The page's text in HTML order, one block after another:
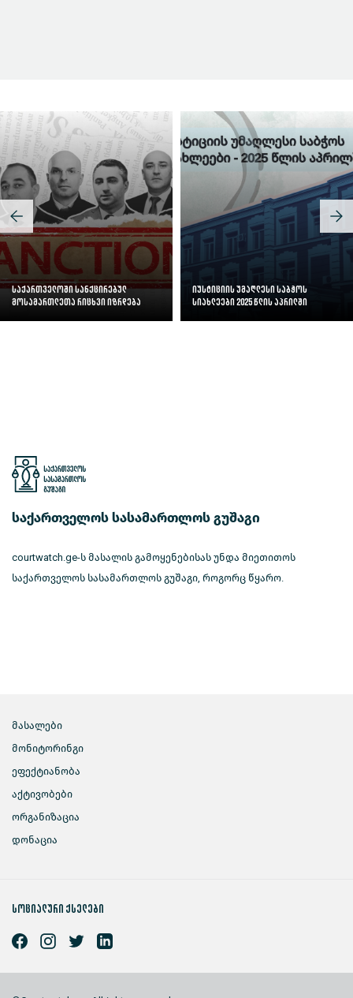
საქართველოში სანქცირებულ
მოსამართლეთა რიცხვი იზრდება
იუსტიციის უმაღლესი საბჭოს
სიახლეები 2025 წლის აპრილში
საქართველოს სასამართლოს გუშაგი
courtwatch.ge-ს მასალის გამოყენებისას უნდა მიეთითოს
საქართველოს სასამართლოს გუშაგი, როგორც წყარო.
მასალები
მონიტორინგი
ეფექტიანობა
აქტივობები
ორგანიზაცია
დონაცია
სოციალური ქსელები